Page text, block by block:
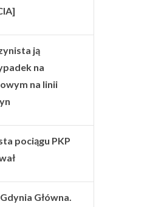
ją
na
na linii
pociągu PKP
Główna.